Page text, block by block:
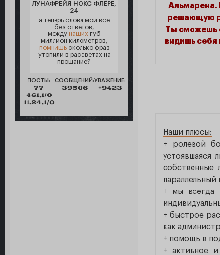
ЛУНАФРЕЙЯ НОКС ФЛЁРЕ,
24
а теперь слова мои все
без ответов,
между наших губ
миллион километров,
помнишьсколько фраз
утопили в рассветах на
прощание?
ПОСТЫ:
77
461,1/0
11.24,1/0
СООБЩЕНИЙ:
39506
УВАЖЕНИЕ:
+9423
Альмарена.
решающую
Ты сможешь
видишь себя
Наши плюсы:
+ ролевой
устоявшаяся
собственные
параллельный
+ мы всегда
+ быстрое
как
+ помощь в
+ активное